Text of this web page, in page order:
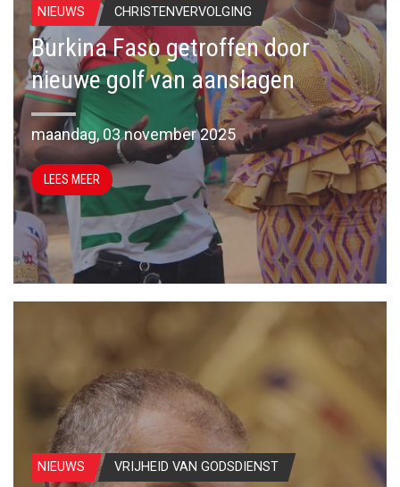
NIEUWS CHRISTENVERVOLGING
Burkina Faso getroffen door
nieuwe golf van aanslagen
maandag, 03 november 2025
LEES MEER
NIEUWS VRIJHEID VAN GODSDIENST